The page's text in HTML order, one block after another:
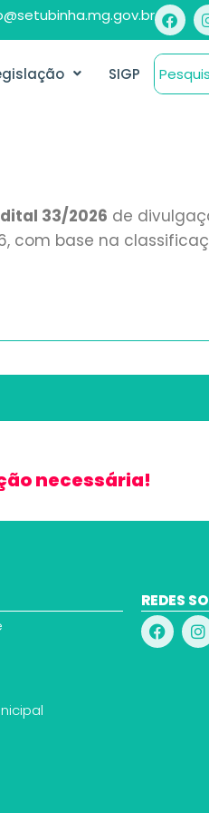
SIGP
33/2026 de
com base na
necessária!
REDES